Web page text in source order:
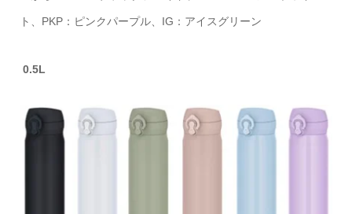
ト、PKP：ピンクパープル、IG：アイスグリーン
0.5L